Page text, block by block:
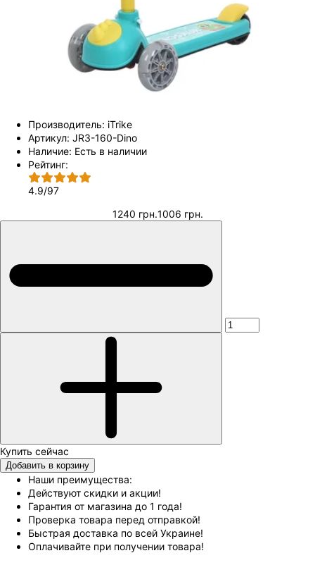
Производитель: iTrike
Артикул: JR3-160-Dino
Наличие: Есть в наличии
Рейтинг:
4.9/97
1240 грн.1006 грн.
Добавить в корзину
Наши преимущества:
Действуют скидки и акции!
Гарантия от магазина до 1 года!
Проверка товара перед отправкой!
Быстрая доставка по всей Украине!
Оплачивайте при получении товара!